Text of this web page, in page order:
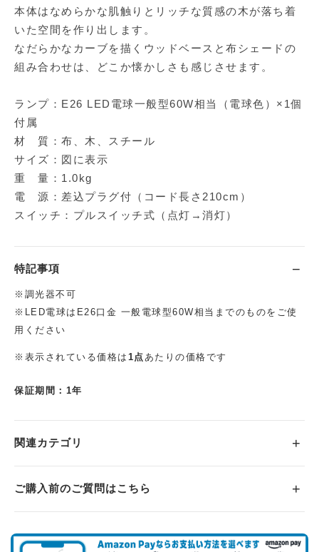
本体はなめらかな肌触りとリッチな質感の木が落ち着
いた空間を作り出します。
なだらかなカーブを描くウッドベースと布シェードの
組み合わせは、どこか懐かしさも感じさせます。
ランプ：E26 LED電球一般型60W相当（電球色）×1個
付属
材 質：布、木、スチール
サイズ：図に表示
重 量：1.0kg
電 源：差込プラグ付（コード長さ210cm）
スイッチ：プルスイッチ式（点灯→消灯）
特記事項
※調光器不可
※LED電球はE26口金 一般電球型60W相当までのものをご使
用ください
※表示されている価格は 1点あたりの価格です
保証期間：1年
関連カテゴリ
ご購入前のご質問はこちら